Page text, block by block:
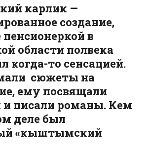
карлик —
создание,
в
области полвека
когда-то сенсацией.
сюжеты на
ему посвящали
и писали романы. Кем
деле был
«кыштымский